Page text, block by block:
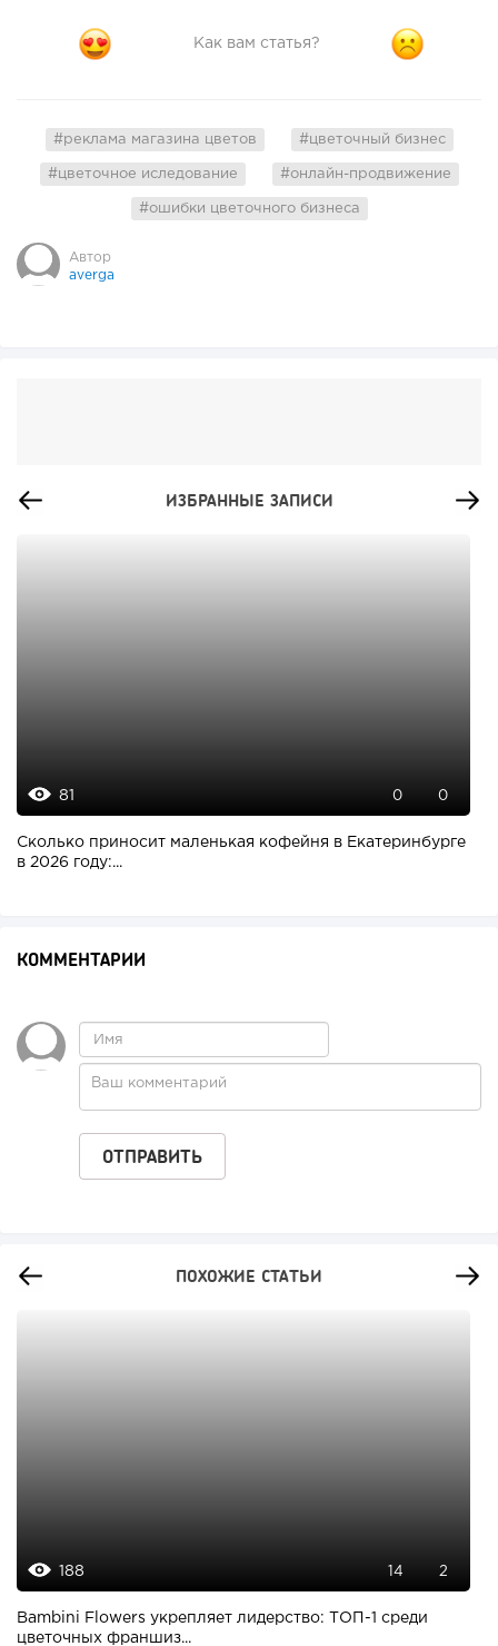
Как вам статья?
#реклама магазина цветов #цветочный бизнес
#цветочное иследование #онлайн-продвижение
#ошибки цветочного бизнеса
Автор
averga
ИЗБРАННЫЕ ЗАПИСИ
81 0 0
Сколько приносит маленькая кофейня в Екатеринбурге
в 2026 году:...
КОММЕНТАРИИ
ПОХОЖИЕ СТАТЬИ
188 14 2
Bambini Flowers укрепляет лидерство: ТОП-1 среди
цветочных франшиз...